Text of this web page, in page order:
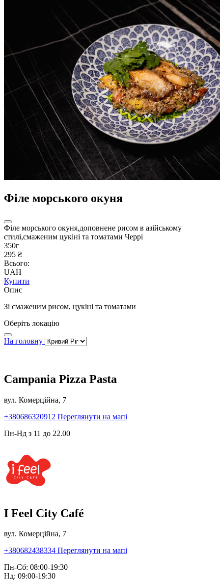
Філе морського окуня
Філе морського окуня,доповнене рисом в азійському
стилі,смаженим цукіні та томатами Черрі
350г
295 ₴
Всього:
UAH
Купити
Опис
Зі смаженим рисом, цукіні та томатами
Оберіть локацію
На головну
Campania Pizza Pasta
вул. Комерційна, 7
+380686320912 Переглянути на мапі
Пн-Нд з 11 до 22.00
I Feel City Café
вул. Комерційна, 7
+380682438334 Переглянути на мапі
Пн-Сб: 08:00-19:30
Нд: 09:00-19:30